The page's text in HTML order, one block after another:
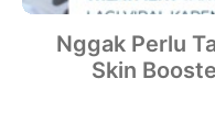
Nggak Perlu
Skin